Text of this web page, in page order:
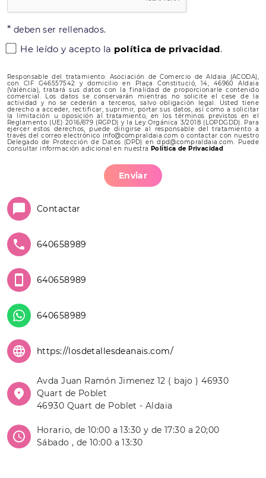
* deben ser rellenados.
He leído y acepto la política de privacidad.
Responsable del tratamiento: Asociación de Comercio de Aldaia (ACODA),
con CIF G46557542 y domicilio en Plaça Constitució, 14, 46960 Aldaia
(València), tratará sus datos con la finalidad de proporcionarle contenido
comercial. Los datos se conservarán mientras no solicite el cese de la
actividad y no se cederán a terceros, salvo obligación legal. Usted tiene
derecho a acceder, rectificar, suprimir, portar sus datos, así como a solicitar
la limitación u oposición al tratamiento, en los términos previstos en el
Reglamento (UE) 2016/679 (RGPD) y la Ley Orgánica 3/2018 (LOPDGDD). Para
ejercer estos derechos, puede dirigirse al responsable del tratamiento a
través del correo electrónico info@compraldaia.com o contactar con nuestro
Delegado de Protección de Datos (DPD) en dpd@compraldaia.com. Puede
consultar información adicional en nuestraPolítica de Privacidad
Enviar
Contactar
640658989
640658989
640658989
https://losdetallesdeanais.com/
Avda Juan Ramón Jimenez 12 ( bajo ) 46930
Quart de Poblet
46930 Quart de Poblet - Aldaia
Horario, de 10:00 a 13:30 y de 17:30 a 20;00
Sábado , de 10:00 a 13:30